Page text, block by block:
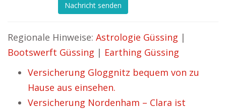
Nachricht senden
Regionale Hinweise: Astrologie Güssing |
Bootswerft Güssing | Earthing Güssing
Versicherung Gloggnitz bequem von zu
Hause aus einsehen.
Versicherung Nordenham – Clara ist